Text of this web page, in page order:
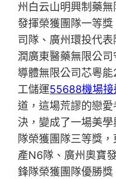
州白云山明興制藥
發揮榮獲團隊一等
司隊、廣州環投代
潤廣東醫藥無限公
導體無限公司芯粵
工儲運55688機場接
道，這場荒謬的戀
決，變成了一場美
隊榮獲團隊三等獎
產N6隊、廣州奧寶
鋒隊榮獲團隊優勝獎